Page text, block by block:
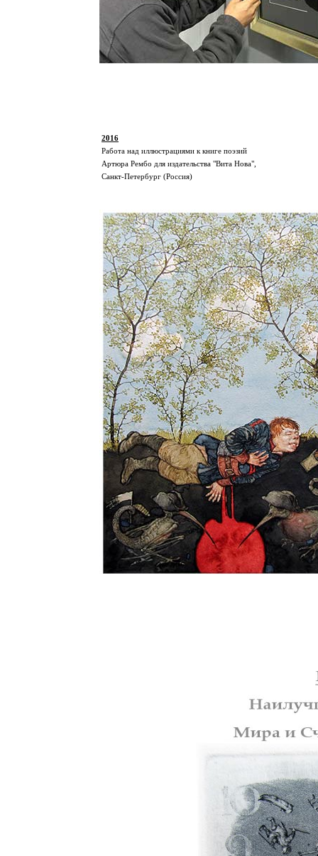
2016
Работа над иллюстрациями к книге поэзий
Артюра Рембо для издательства "Вита Нова",
Санкт-Петербург (Россия)